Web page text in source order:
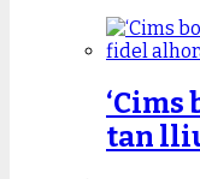
‘Cims
tan